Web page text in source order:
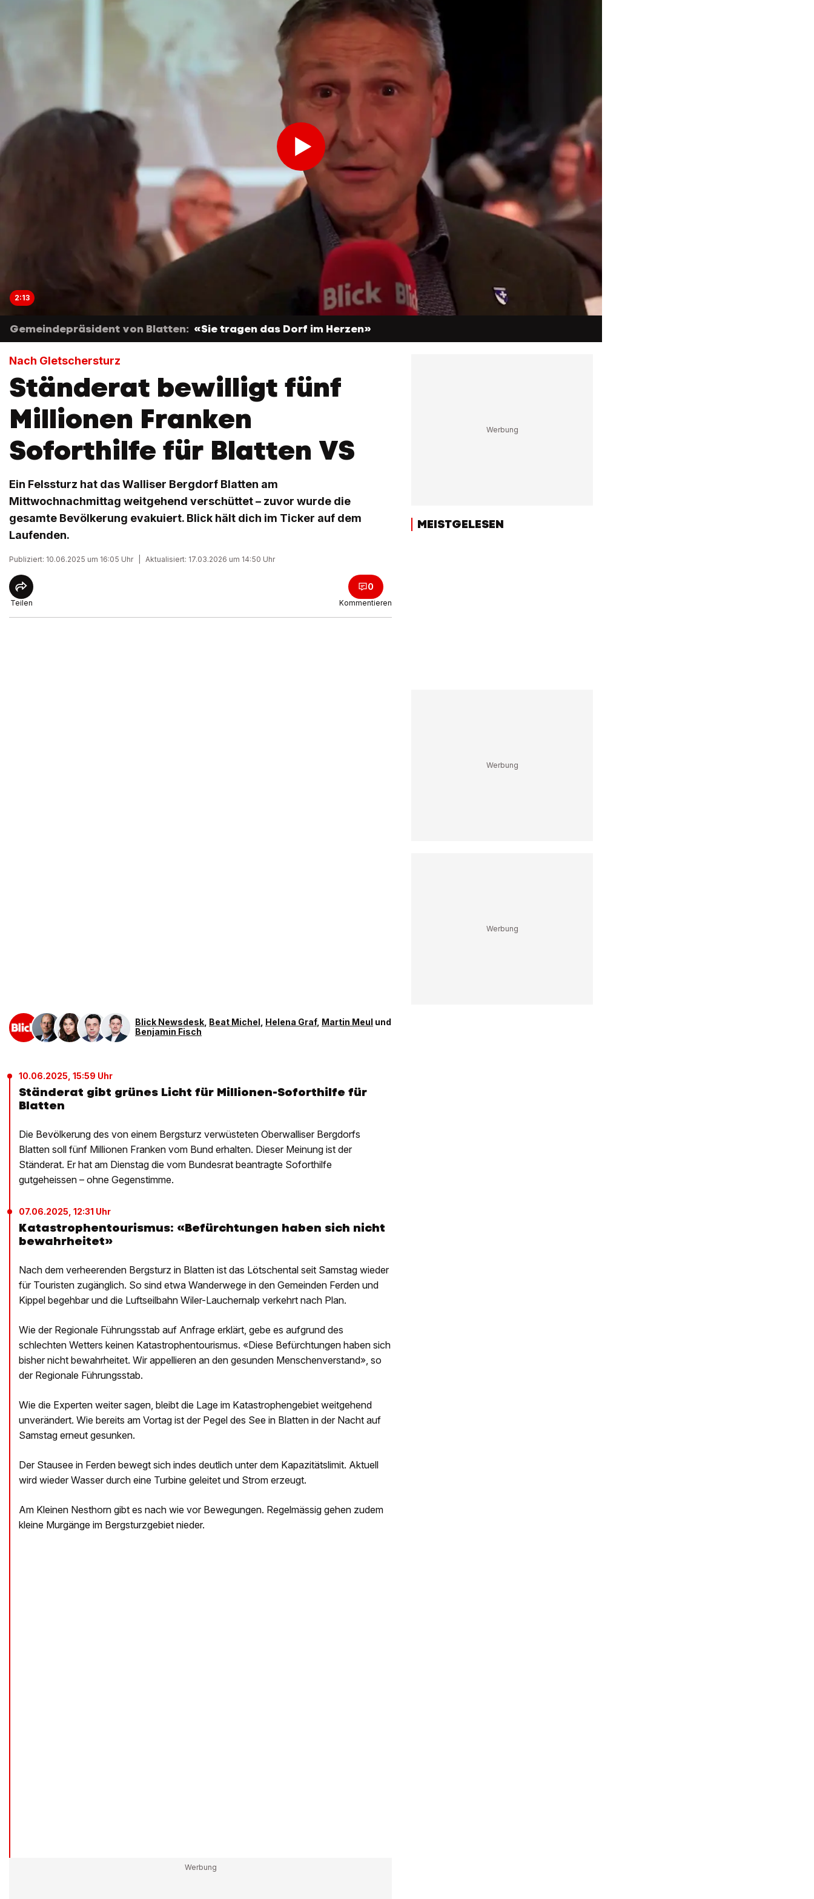
2:13
Gemeindepräsident von Blatten: «Sie tragen das Dorf im Herzen»
Nach Gletschersturz
Ständerat bewilligt fünf
Millionen Franken
Soforthilfe für Blatten VS
Ein Felssturz hat das Walliser Bergdorf Blatten am
Mittwochnachmittag weitgehend verschüttet – zuvor wurde die
gesamte Bevölkerung evakuiert. Blick hält dich im Ticker auf dem
Laufenden.
Publiziert: 10.06.2025 um 16:05 Uhr Aktualisiert: 17.03.2026 um 14:50 Uhr
Teilen
0
Kommentieren
Blick Newsdesk Beat Michel Helena Graf, Martin Meul und
Benjamin Fisch
10.06.2025, 15:59 Uhr
Ständerat gibt grünes Licht für Millionen-Soforthilfe für
Blatten
Die Bevölkerung des von einem Bergsturz verwüsteten Oberwalliser Bergdorfs
Blatten soll fünf Millionen Franken vom Bund erhalten. Dieser Meinung ist der
Ständerat. Er hat am Dienstag die vom Bundesrat beantragte Soforthilfe
gutgeheissen – ohne Gegenstimme.
07.06.2025, 12:31 Uhr
Katastrophentourismus: «Befürchtungen haben sich nicht
bewahrheitet»
Nach dem verheerenden Bergsturz in Blatten ist das Lötschental seit Samstag wieder
für Touristen zugänglich. So sind etwa Wanderwege in den Gemeinden Ferden und
Kippel begehbar und die Luftseilbahn Wiler-Lauchernalp verkehrt nach Plan.
Wie der Regionale Führungsstab auf Anfrage erklärt, gebe es aufgrund des
schlechten Wetters keinen Katastrophentourismus. «Diese Befürchtungen haben sich
bisher nicht bewahrheitet. Wir appellieren an den gesunden Menschenverstand», so
der Regionale Führungsstab.
Wie die Experten weiter sagen, bleibt die Lage im Katastrophengebiet weitgehend
unverändert. Wie bereits am Vortag ist der Pegel des See in Blatten in der Nacht auf
Samstag erneut gesunken.
Der Stausee in Ferden bewegt sich indes deutlich unter dem Kapazitätslimit. Aktuell
wird wieder Wasser durch eine Turbine geleitet und Strom erzeugt.
Am Kleinen Nesthorn gibt es nach wie vor Bewegungen. Regelmässig gehen zudem
kleine Murgänge im Bergsturzgebiet nieder.
MEISTGELESEN